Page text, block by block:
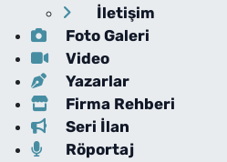
İletişim
Foto Galeri
Video
Yazarlar
Firma Rehberi
Seri İlan
Röportaj